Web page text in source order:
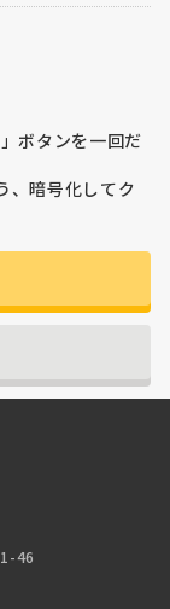
ボタンを一回だ
46